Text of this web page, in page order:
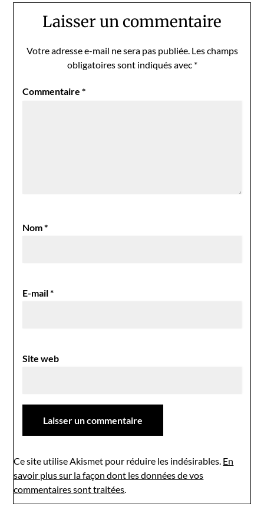
Laisser un commentaire
Votre adresse e-mail ne sera pas publiée. Les champs
obligatoires sont indiqués avec *
Commentaire*
Nom*
E-mail*
Site web
Ce site utilise Akismet pour réduire les indésirables. En
savoir plus sur la façon dont les données de vos
commentaires sont traitées.